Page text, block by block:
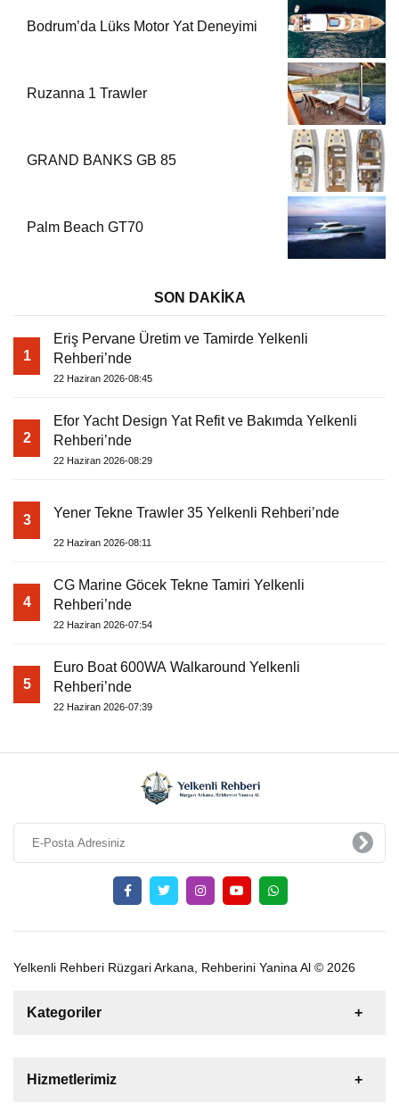
Bodrum’da Lüks Motor Yat Deneyimi
Ruzanna 1 Trawler
GRAND BANKS GB 85
Palm Beach GT70
SON DAKİKA
1
Eriş Pervane Üretim ve Tamirde Yelkenli
Rehberi’nde
22 Haziran 2026-08:45
2
Efor Yacht Design Yat Refit ve Bakımda Yelkenli
Rehberi’nde
22 Haziran 2026-08:29
3 Yener Tekne Trawler 35 Yelkenli Rehberi’nde
22 Haziran 2026-08:11
4
CG Marine Göcek Tekne Tamiri Yelkenli
Rehberi’nde
22 Haziran 2026-07:54
5
Euro Boat 600WA Walkaround Yelkenli
Rehberi’nde
22 Haziran 2026-07:39
Yelkenli Rehberi Rüzgari Arkana, Rehberini Yanina Al © 2026
Kategoriler
Tekne
Hizmetlerimiz